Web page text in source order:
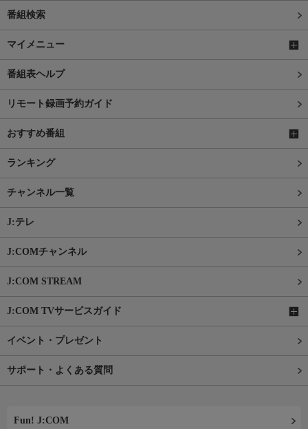
番組検索
マイメニュー
番組表ヘルプ
リモート録画予約ガイド
おすすめ番組
ランキング
チャンネル一覧
J:テレ
J:COMチャンネル
J:COM STREAM
J:COM TVサービスガイド
イベント・プレゼント
サポート・よくある質問
Fun! J:COM